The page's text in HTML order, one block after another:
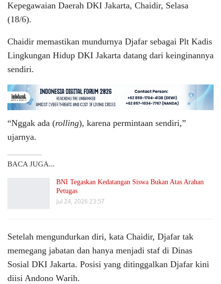
Kepegawaian Daerah DKI Jakarta, Chaidir, Selasa
(18/6).
Chaidir memastikan mundurnya Djafar sebagai Plt Kadis
Lingkungan Hidup DKI Jakarta datang dari keinginannya
sendiri.
“Nggak ada (rolling), karena permintaan sendiri,”
ujarnya.
BACA JUGA...
BNI Tegaskan Kedatangan Siswa Bukan Atas Arahan
Petugas
Jul 24, 2026 23:57
Setelah mengundurkan diri, kata Chaidir, Djafar tak
memegang jabatan dan hanya menjadi staf di Dinas
Sosial DKI Jakarta. Posisi yang ditinggalkan Djafar kini
diisi Andono Warih.